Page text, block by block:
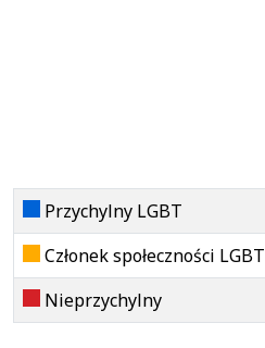
Przychylny LGBT
Członek społeczności LGBT
Nieprzychylny